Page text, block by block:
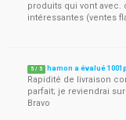
produits qui vont
intéressantes (ventes
5 / 5 hamon a évalué
Rapidité de livraison
parfait; je reviendrai
Bravo